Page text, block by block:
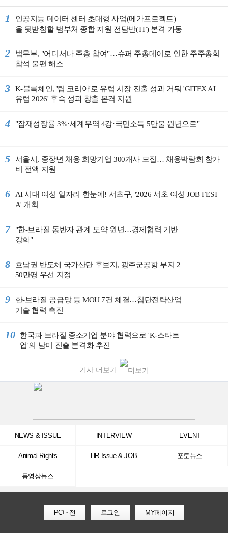
1
인공지능 데이터 센터 초대형 사업(메가프로젝트)
을 뒷받침할 범부처 종합 지원 전담반(TF) 본격 가동
2
법무부, "어디서나 주총 참여"…슈퍼 주총데이로 인한 주주총회
참석 불편 해소
3
K-블록체인, '팀 코리아'로 유럽 시장 진출 성과 거둬 'GITEX AI
유럽 2026' 후속 성과 창출 본격 지원
4 "잠재성장률 3%·세계무역 4강·국민소득 5만불 원년으로"
5
서울시, 중장년 채용 희망기업 300개사 모집… 채용박람회 참가
비 전액 지원
6
AI 시대 여성 일자리 한눈에! 서초구, '2026 서초 여성 JOB FEST
A' 개최
7
"한-브라질 동반자 관계 도약 원년…경제협력 기반
강화"
8
호남권 반도체 국가산단 후보지, 광주군공항 부지 2
50만평 우선 지정
9
한-브라질 공급망 등 MOU 7건 체결…첨단전략산업
기술 협력 촉진
10
한국과 브라질 중소기업 분야 협력으로 'K-스타트
업'의 남미 진출 본격화 추진
기사 더보기
NEWS & ISSUE INTERVIEW EVENT
Animal Rights HR Issue & JOB 포토뉴스
동영상뉴스
PC버전 로그인 MY페이지